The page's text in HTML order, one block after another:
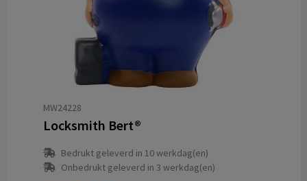
MW24228
Locksmith Bert®
Bedrukt geleverd in 10 werkdag(en)
Onbedrukt geleverd in 3 werkdag(en)